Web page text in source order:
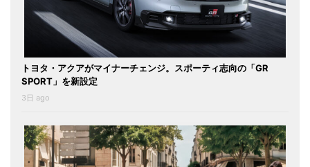
トヨタ・アクアがマイナーチェンジ。スポーティ志向の「GR
SPORT」を新設定
3日 ago